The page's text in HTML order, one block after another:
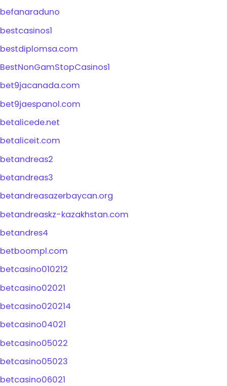
befanaraduno
bestcasinos1
bestdiplomsa.com
BestNonGamStopCasinos1
bet9jacanada.com
bet9jaespanol.com
betalicede.net
betaliceit.com
betandreas2
betandreas3
betandreasazerbaycan.org
betandreaskz-kazakhstan.com
betandres4
betboompl.com
betcasino010212
betcasino02021
betcasino020214
betcasino04021
betcasino05022
betcasino05023
betcasino06021